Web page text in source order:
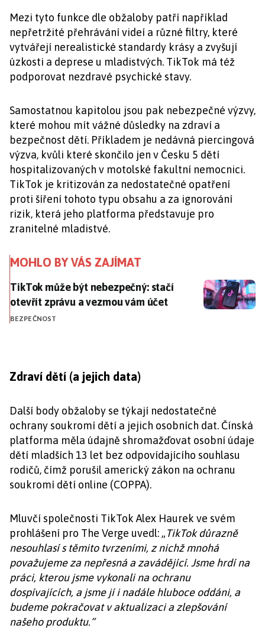
Mezi tyto funkce dle obžaloby patří například
nepřetržité přehrávání videí a různé filtry, které
vytvářejí nerealistické standardy krásy a zvyšují
úzkosti a deprese u mladistvých. TikTok má též
podporovat nezdravé psychické stavy.
Samostatnou kapitolou jsou pak nebezpečné výzvy,
které mohou mít vážné důsledky na zdraví a
bezpečnost dětí. Příkladem je nedávná piercingová
výzva, kvůli které skončilo jen v Česku 5 dětí
hospitalizovaných v motolské fakultní nemocnici.
TikTok je kritizován za nedostatečné opatření
proti šíření tohoto typu obsahu a za ignorování
rizik, která jeho platforma představuje pro
zranitelné mladistvé.
MOHLO BY VÁS ZAJÍMAT
TikTok může být nebezpečný: stačí otevřít zprávu a
TikTok může být nebezpečný: stačí
otevřít zprávu a vezmou vám účet
BEZPEČNOST
Zdraví dětí (a jejich data)
Další body obžaloby se týkají nedostatečné
ochrany soukromí dětí a jejich osobních dat. Čínská
platforma měla údajně shromažďovat osobní údaje
dětí mladších 13 let bez odpovídajícího souhlasu
rodičů, čímž porušil americký zákon na ochranu
soukromí dětí online (COPPA).
Mluvčí společnosti TikTok Alex Haurek ve svém
prohlášení pro The Verge uvedl: „TikTok důrazně
nesouhlasí s těmito tvrzeními, z nichž mnohá
považujeme za nepřesná a zavádějící. Jsme hrdí na
práci, kterou jsme vykonali na ochranu
dospívajících, a jsme jí i nadále hluboce oddáni, a
budeme pokračovat v aktualizaci a zlepšování
našeho produktu.“